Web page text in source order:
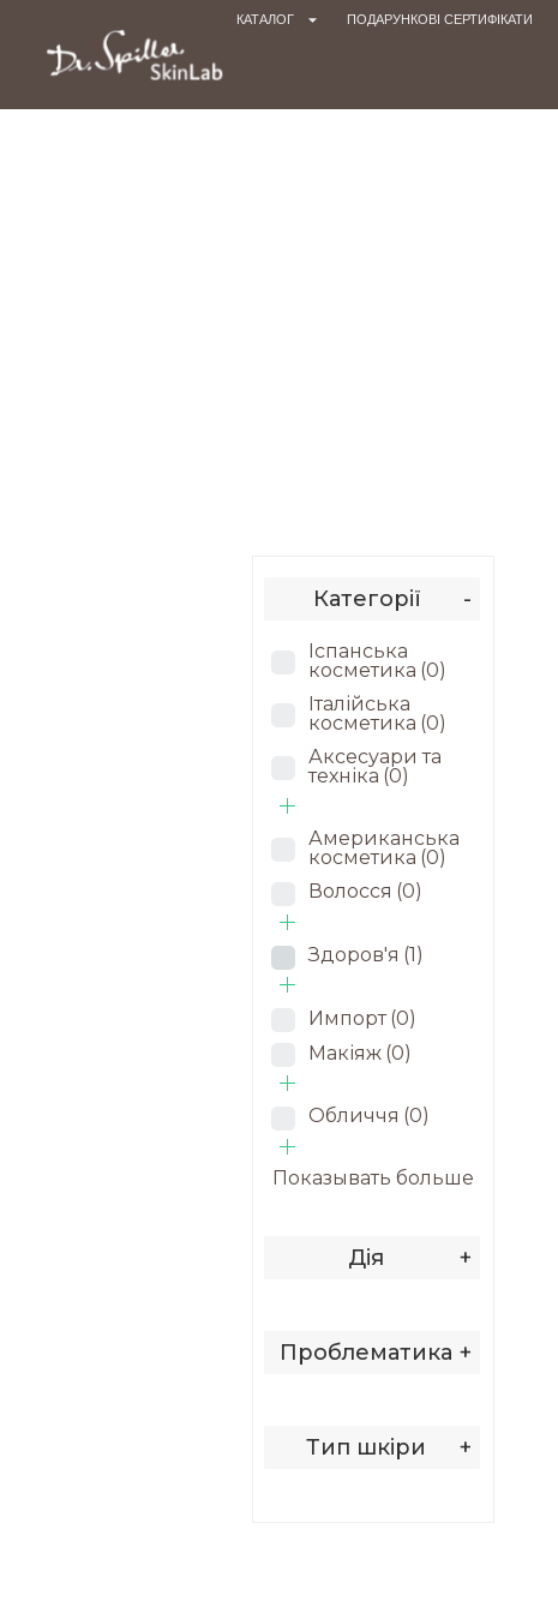
КАТАЛОГ ПОДАРУНКОВІ СЕРТИФІКАТИ
Категорії -
Іспанська
косметика (0)
Італійська
косметика (0)
Аксесуари та
техніка (0)
Американська
косметика (0)
Волосся (0)
Здоров'я (1)
Импорт (0)
Макіяж (0)
Обличчя (0)
Показывать больше
Дія +
Проблематика +
Тип шкіри +